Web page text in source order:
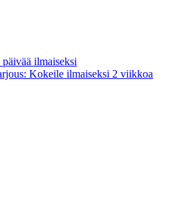
ilmaiseksi
Kokeile ilmaiseksi 2 viikkoa